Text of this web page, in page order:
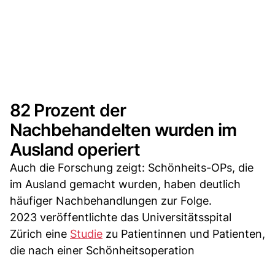
82 Prozent der
Nachbehandelten wurden im
Ausland operiert
Auch die Forschung zeigt: Schönheits-OPs, die
im Ausland gemacht wurden, haben deutlich
häufiger Nachbehandlungen zur Folge.
2023 veröffentlichte das Universitätsspital
Zürich eine Studie zu Patientinnen und Patienten,
die nach einer Schönheitsoperation